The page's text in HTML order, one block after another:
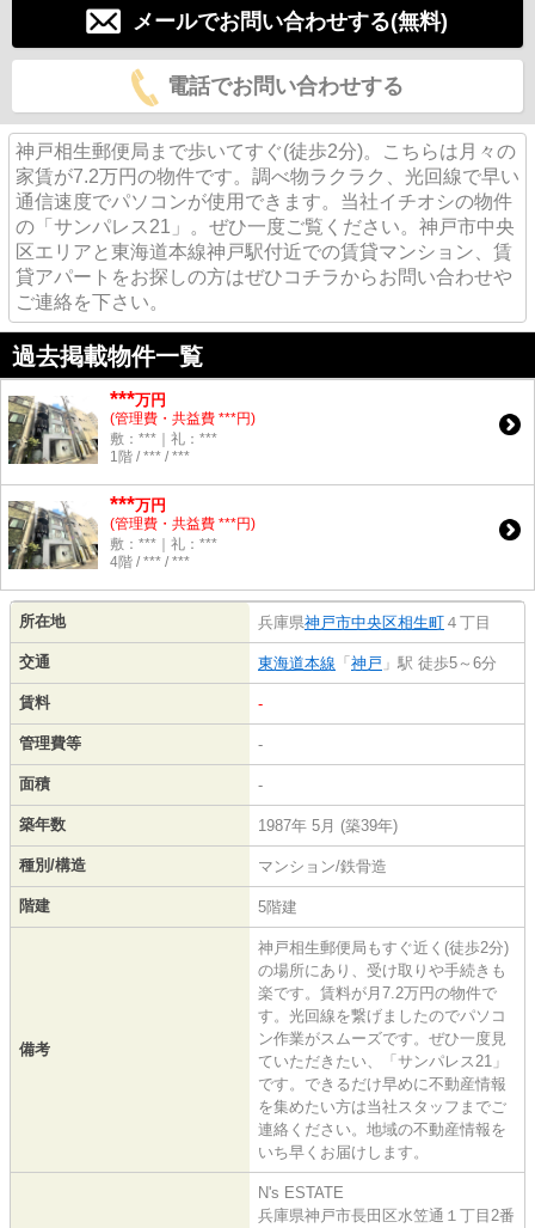
メールでお問い合わせする(無料)
電話でお問い合わせする
神戸相生郵便局まで歩いてすぐ(徒歩2分)。こちらは月々の
家賃が7.2万円の物件です。調べ物ラクラク、光回線で早い
通信速度でパソコンが使用できます。当社イチオシの物件
の「サンパレス21」。ぜひ一度ご覧ください。神戸市中央
区エリアと東海道本線神戸駅付近での賃貸マンション、賃
貸アパートをお探しの方はぜひコチラからお問い合わせや
ご連絡を下さい。
過去掲載物件一覧
***万円
(管理費・共益費 ***円)
敷：***｜礼：***
1階 / *** / ***
***万円
(管理費・共益費 ***円)
敷：***｜礼：***
4階 / *** / ***
所在地 兵庫県神戸市中央区相生町 ４丁目
交通 東海道本線 「 神戸 」駅 徒歩5～6分
賃料 -
管理費等 -
面積 -
築年数 1987年 5月 (築39年)
種別/構造 マンション/鉄骨造
階建 5階建
備考
神戸相生郵便局もすぐ近く(徒歩2分)
の場所にあり、受け取りや手続きも
楽です。賃料が月7.2万円の物件で
す。光回線を繋げましたのでパソコ
ン作業がスムーズです。ぜひ一度見
ていただきたい、「サンパレス21」
です。できるだけ早めに不動産情報
を集めたい方は当社スタッフまでご
連絡ください。地域の不動産情報を
いち早くお届けします。
N's ESTATE
兵庫県神戸市長田区水笠通１丁目2番